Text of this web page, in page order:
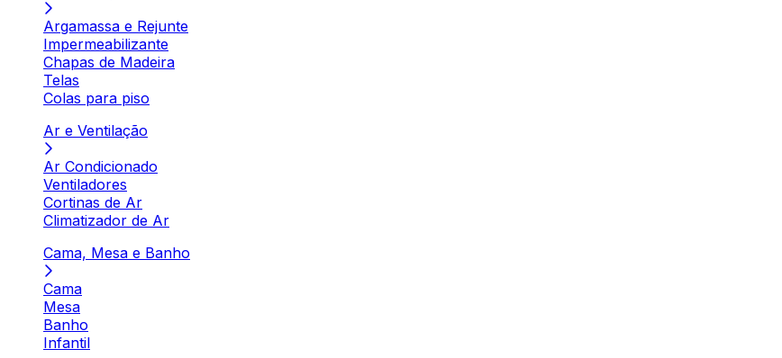
Argamassa e Rejunte
Impermeabilizante
Chapas de Madeira
Telas
Colas para piso
Ar e Ventilação
Ar Condicionado
Ventiladores
Cortinas de Ar
Climatizador de Ar
Cama, Mesa e Banho
Cama
Mesa
Banho
Infantil